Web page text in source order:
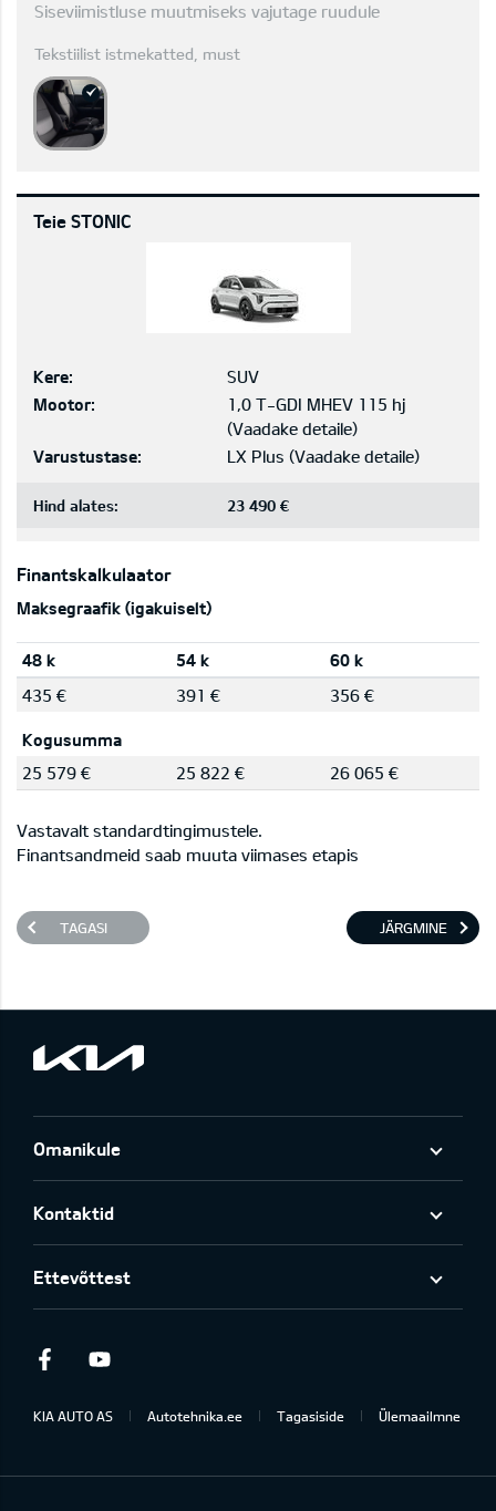
Siseviimistluse muutmiseks vajutage ruudule
Tekstiilist istmekatted, must
Teie STONIC
Kere:
SUV
Mootor:
1,0 T-GDI MHEV 115 hj
(Vaadake detaile)
Varustustase:
LX Plus (Vaadake detaile)
Hind alates: 23 490 €
Finantskalkulaator
Maksegraafik (igakuiselt)
48 k 54 k
60 k
435 €
391 € 356 €
Kogusumma
25 579 €
25 822 € 26 065 €
Vastavalt standardtingimustele.
Finantsandmeid saab muuta viimases etapis
TAGASI JÄRGMINE
Omanikule
Kontaktid
Ettevõttest
Facebook
KIA AUTO AS Autotehnika.ee Tagasiside Ülemaailmne